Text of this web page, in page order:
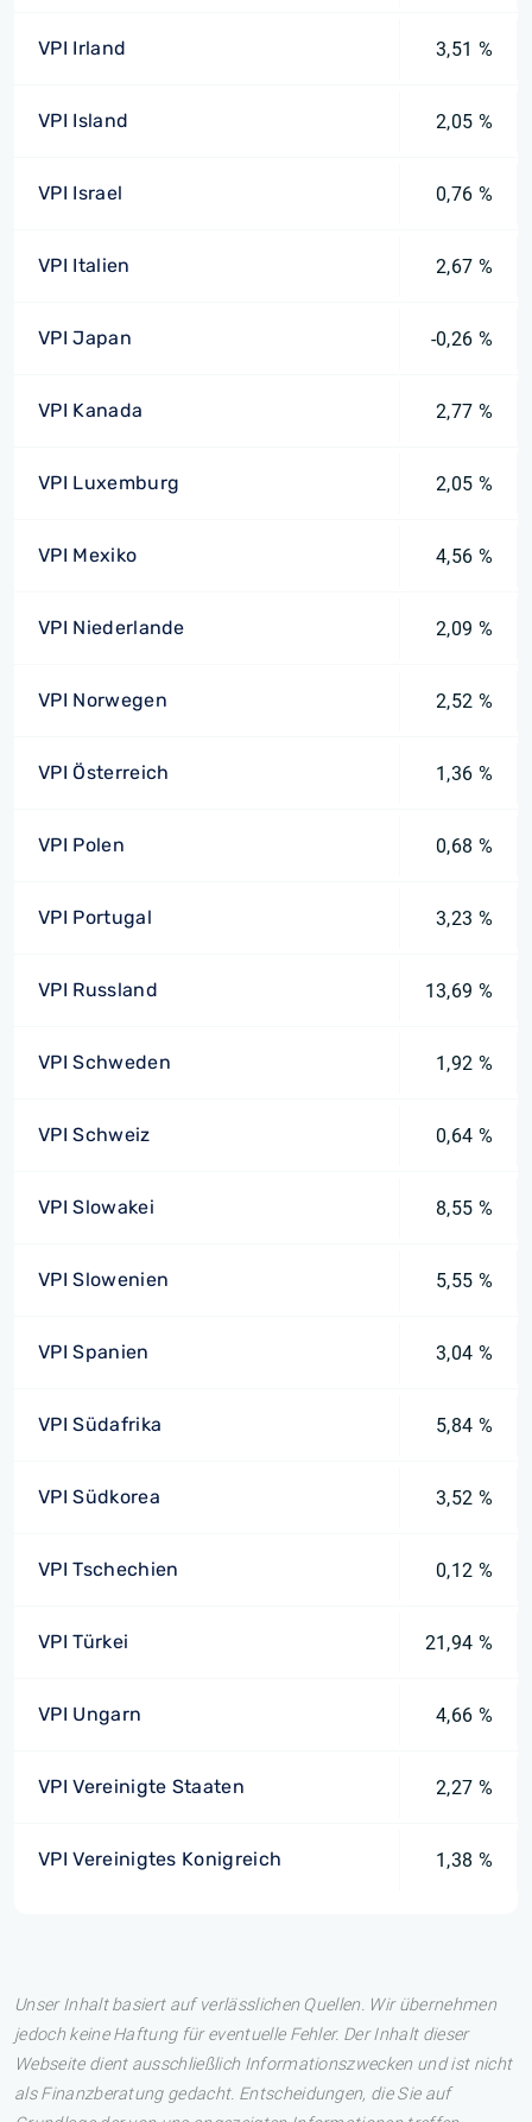
VPI Irland 3,51 %
VPI Island 2,05 %
VPI Israel 0,76 %
VPI Italien 2,67 %
VPI Japan -0,26 %
VPI Kanada 2,77 %
VPI Luxemburg 2,05 %
VPI Mexiko 4,56 %
VPI Niederlande 2,09 %
VPI Norwegen 2,52 %
VPI Österreich 1,36 %
VPI Polen 0,68 %
VPI Portugal 3,23 %
VPI Russland 13,69 %
VPI Schweden 1,92 %
VPI Schweiz 0,64 %
VPI Slowakei 8,55 %
VPI Slowenien 5,55 %
VPI Spanien 3,04 %
VPI Südafrika 5,84 %
VPI Südkorea 3,52 %
VPI Tschechien 0,12 %
VPI Türkei 21,94 %
VPI Ungarn 4,66 %
VPI Vereinigte Staaten 2,27 %
VPI Vereinigtes Konigreich 1,38 %
Unser Inhalt basiert auf verlässlichen Quellen. Wir übernehmen
jedoch keine Haftung für eventuelle Fehler. Der Inhalt dieser
Webseite dient ausschließlich Informationszwecken und ist nicht
als Finanzberatung gedacht. Entscheidungen, die Sie auf